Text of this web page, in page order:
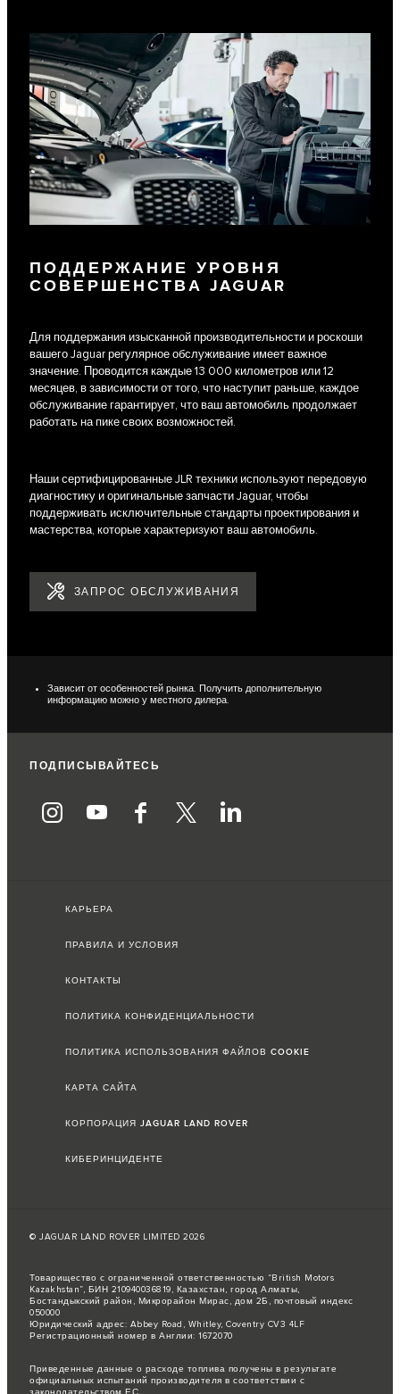
ПОДДЕРЖАНИЕ УРОВНЯ
СОВЕРШЕНСТВА JAGUAR
Для поддержания изысканной производительности и роскоши
вашего Jaguar регулярное обслуживание имеет важное
значение. Проводится каждые 13 000 километров или 12
месяцев, в зависимости от того, что наступит раньше, каждое
обслуживание гарантирует, что ваш автомобиль продолжает
работать на пике своих возможностей.
Наши сертифицированные JLR техники используют передовую
диагностику и оригинальные запчасти Jaguar, чтобы
поддерживать исключительные стандарты проектирования и
мастерства, которые характеризуют ваш автомобиль.
ЗАПРОС ОБСЛУЖИВАНИЯ
Зависит от особенностей рынка. Получить дополнительную
информацию можно у местного дилера.
ПОДПИСЫВАЙТЕСЬ
КАРЬЕРА
ПРАВИЛА И УСЛОВИЯ
КОНТАКТЫ
ПОЛИТИКА КОНФИДЕНЦИАЛЬНОСТИ
ПОЛИТИКА ИСПОЛЬЗОВАНИЯ ФАЙЛОВ COOKIE
КАРТА САЙТА
КОРПОРАЦИЯ JAGUAR LAND ROVER
КИБЕРИНЦИДЕНТЕ
© JAGUAR LAND ROVER LIMITED 2026
Товарищество с ограниченной ответственностью “British Motors
Kazakhstan”, БИН 210940036819, Казахстан, город Алматы,
Бостандыкский район, Микрорайон Мирас, дом 2Б, почтовый индекс
050000
Юридический адрес: Abbey Road, Whitley, Coventry CV3 4LF
Регистрационный номер в Англии: 1672070
Приведенные данные о расходе топлива получены в результате
официальных испытаний производителя в соответствии с